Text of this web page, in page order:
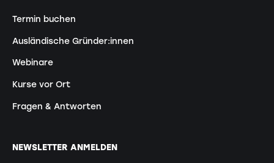
Termin buchen
Ausländische Gründer:innen
Webinare
Kurse vor Ort
Fragen & Antworten
NEWSLETTER ANMELDEN